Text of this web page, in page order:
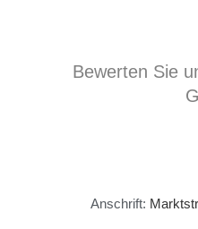
Bewerten Sie
Anschrift: